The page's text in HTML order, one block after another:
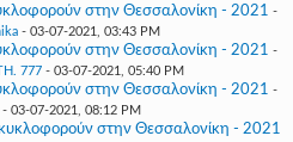
στην Θεσσαλονίκη - 2021 -
- 03-07-2021, 03:43 PM
στην Θεσσαλονίκη - 2021 -
777- 03-07-2021, 05:40 PM
στην Θεσσαλονίκη - 2021 -
03-07-2021, 08:12 PM
κυκλοφορούν στην Θεσσαλονίκη - 2021